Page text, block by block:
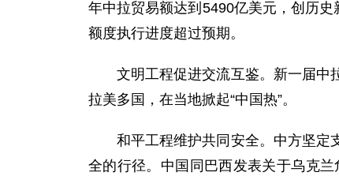
年中拉贸易额达到5490亿美元，创历
额度执行进度超过预期。
文明工程促进交流互鉴。新一届中
拉美多国，在当地掀起“中国热”。
和平工程维护共同安全。中方坚定
全的行径。中国同巴西发表关于乌克